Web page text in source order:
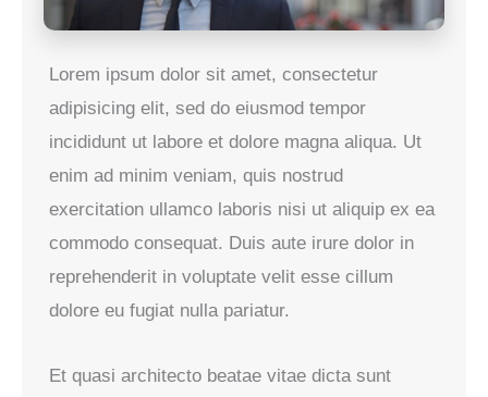
Lorem ipsum dolor sit amet, consectetur
adipisicing elit, sed do eiusmod tempor
incididunt ut labore et dolore magna aliqua. Ut
enim ad minim veniam, quis nostrud
exercitation ullamco laboris nisi ut aliquip ex ea
commodo consequat. Duis aute irure dolor in
reprehenderit in voluptate velit esse cillum
dolore eu fugiat nulla pariatur.
Et quasi architecto beatae vitae dicta sunt